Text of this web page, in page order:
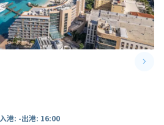
keyboard_arrow_right
入港: -出港: 16:00